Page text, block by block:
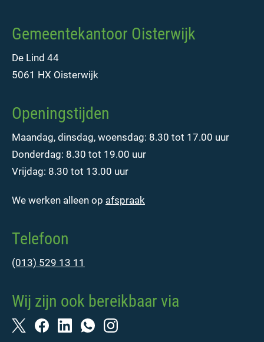
Gemeentekantoor Oisterwijk
De Lind 44
5061 HX Oisterwijk
Openingstijden
Maandag, dinsdag, woensdag: 8.30 tot 17.00 uur
Donderdag: 8.30 tot 19.00 uur
Vrijdag: 8.30 tot 13.00 uur
We werken alleen op afspraak
Telefoon
(013) 529 13 11
Wij zijn ook bereikbaar via